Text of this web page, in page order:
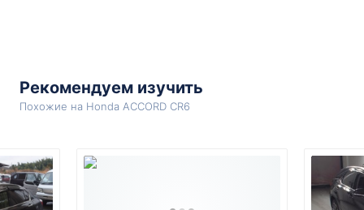
Рекомендуем изучить
Похожие на Honda ACCORD CR6